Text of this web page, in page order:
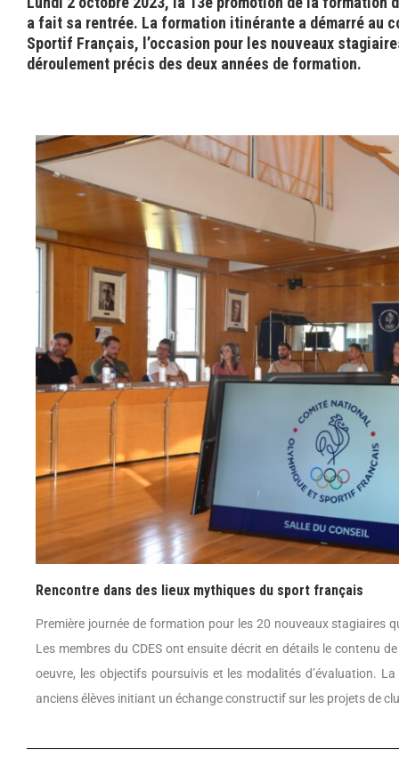
a fait sa rentrée. La formation itinérante a démarré au
Sportif Français, l’occasion pour les nouveaux
déroulement précis des deux années de formation.
Rencontre dans des lieux mythiques du sport français
Première journée de formation pour les 20 nouveaux stagiaires
Les membres du CDES ont ensuite décrit en détails le contenu
oeuvre, les objectifs poursuivis et les modalités d’évaluation.
anciens élèves initiant un échange constructif sur les projets de